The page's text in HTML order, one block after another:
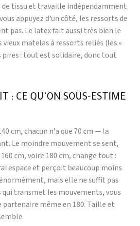
de tissu et travaille indépendamment
appuyez d'un côté, les ressorts de
pas. Le latex fait aussi très bien le
matelas à ressorts reliés (les «
pires : tout est solidaire, donc tout
: CE QU'ON SOUS-ESTIME
cm, chacun n'a que 70 cm — la
Le moindre mouvement se sent,
cm, voire 180 cm, change tout :
espace et perçoit beaucoup moins
mais elle ne suffit pas
qui transmet les mouvements, vous
même en 180. Taille et